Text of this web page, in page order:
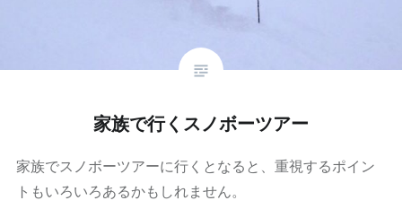
家族で行くスノボーツアー
家族でスノボーツアーに行くとなると、重視するポイン
トもいろいろあるかもしれません。